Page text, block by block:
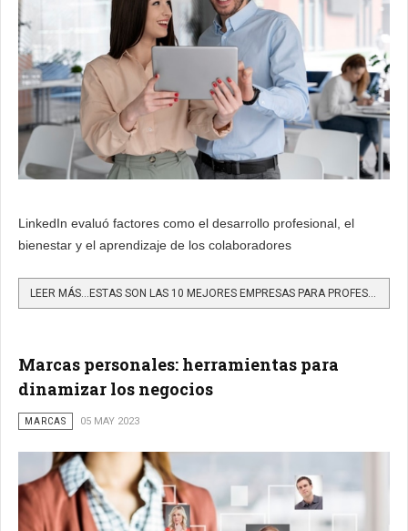
LinkedIn evaluó factores como el desarrollo profesional, el
bienestar y el aprendizaje de los colaboradores
LEER MÁS…ESTAS SON LAS 10 MEJORES EMPRESAS PARA PROFESIONALES EN COLOMBIA SEGÚN LINKEDIN
Marcas personales: herramientas para
dinamizar los negocios
MARCAS 05 MAY 2023